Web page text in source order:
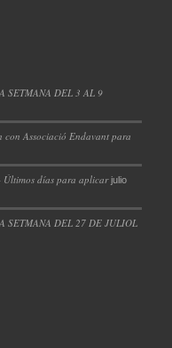
SETMANA DEL 3 AL 9
Associació Endavant para
Últimos días para aplicar julio
SETMANA DEL 27 DE JULIOL